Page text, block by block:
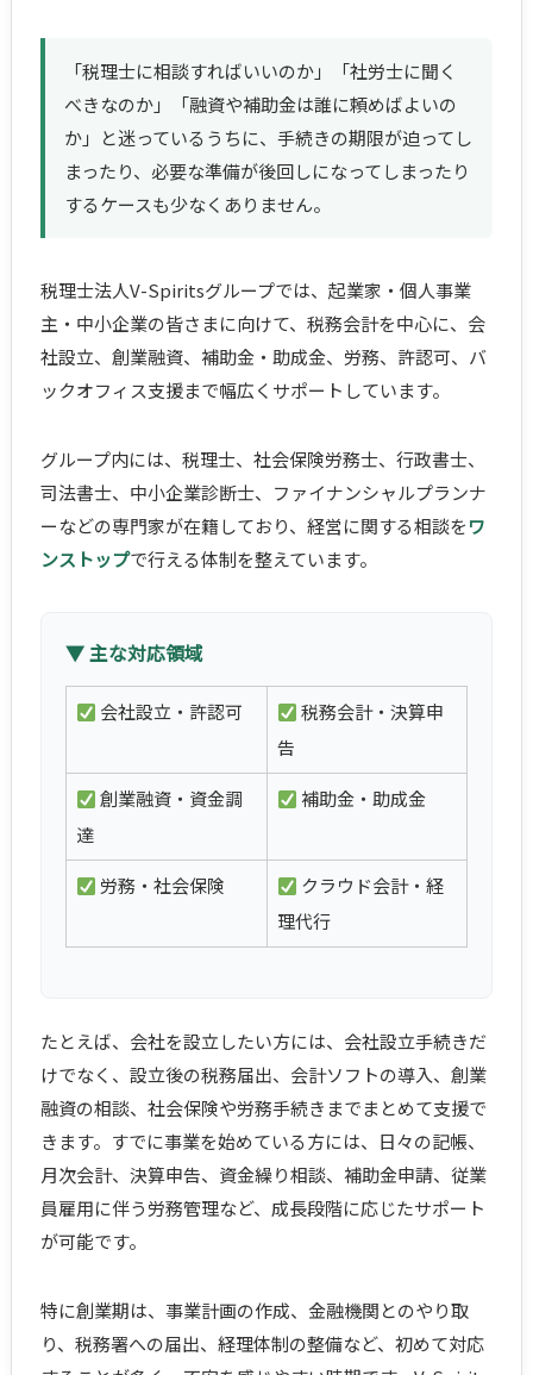
「税理士に相談すればいいのか」「社労士に聞く
べきなのか」「融資や補助金は誰に頼めばよいの
か」と迷っているうちに、手続きの期限が迫ってし
まったり、必要な準備が後回しになってしまったり
するケースも少なくありません。
税理士法人V-Spiritsグループでは、起業家・個人事業
主・中小企業の皆さまに向けて、税務会計を中心に、会
社設立、創業融資、補助金・助成金、労務、許認可、バ
ックオフィス支援まで幅広くサポートしています。
グループ内には、税理士、社会保険労務士、行政書士、
司法書士、中小企業診断士、ファイナンシャルプランナ
ーなどの専門家が在籍しており、経営に関する相談をワ
ンストップで行える体制を整えています。
▼ 主な対応領域
会社設立・許認可
税務会計・決算申
告
創業融資・資金調
達
補助金・助成金
労務・社会保険
クラウド会計・経
理代行
たとえば、会社を設立したい方には、会社設立手続きだ
けでなく、設立後の税務届出、会計ソフトの導入、創業
融資の相談、社会保険や労務手続きまでまとめて支援で
きます。すでに事業を始めている方には、日々の記帳、
月次会計、決算申告、資金繰り相談、補助金申請、従業
員雇用に伴う労務管理など、成長段階に応じたサポート
が可能です。
特に創業期は、事業計画の作成、金融機関とのやり取
り、税務署への届出、経理体制の整備など、初めて対応